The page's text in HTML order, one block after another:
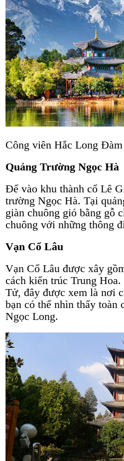
Công viên Hắc Long Đàm
Quảng Trường Ngọc Hà
Để vào khu thành cổ Lê
trường Ngọc Hà. Tại
giàn chuông gió bằng gỗ
chuông với những thông
Vạn Cổ Lâu
Vạn Cổ Lâu được xây
cách kiến trúc Trung
Tử, đây được xem là nơi
bạn có thể nhìn thấy toàn
Ngọc Long.